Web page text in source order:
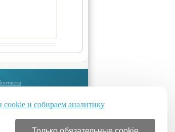
Санкт-Петербург:
звонки из регионов:
cookie и собираем аналитику